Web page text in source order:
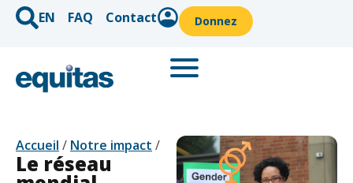
EN FAQ Contact Donnez
Accueil / Notre impact /
Le réseau